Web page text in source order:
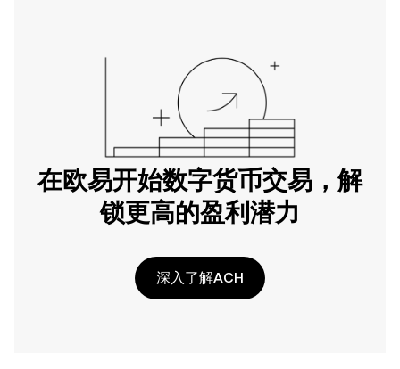
在欧易开始数字货币交易，解
锁更高的盈利潜力
深入了解ACH